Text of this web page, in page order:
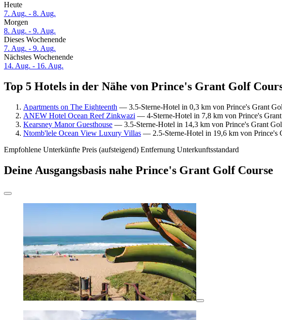
Heute
7. Aug. - 8. Aug.
Morgen
8. Aug. - 9. Aug.
Dieses Wochenende
7. Aug. - 9. Aug.
Nächstes Wochenende
14. Aug. - 16. Aug.
Top 5 Hotels in der Nähe von Prince's Grant Golf
Apartments on The Eighteenth — 3.5-Sterne-Hotel in 0,3 km von Prince's Grant
ANEW Hotel Ocean Reef Zinkwazi — 4-Sterne-Hotel in 7,8 km von Prince's
Kearsney Manor Guesthouse — 3.5-Sterne-Hotel in 14,3 km von Prince's Grant
Ntomb'lele Ocean View Luxury Villas — 2.5-Sterne-Hotel in 19,6 km von Prince's
Empfohlene Unterkünfte Preis (aufsteigend) Entfernung Unterkunftsstandard
Deine Ausgangsbasis nahe Prince's Grant Golf Course